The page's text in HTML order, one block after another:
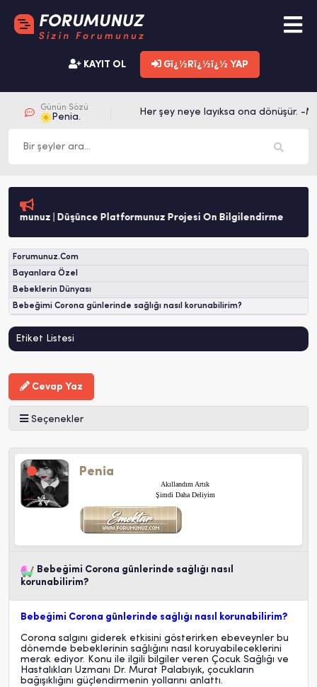
KAYIT OL Gï¿½Rï¿½ï¿½ YAP
Günün Sözü
Penia.
Her şey neye layıksa ona dönüşür. -
| Düşünce Platformunuz Projesi Ön Bilgilendirme
Forumunuz.Com
Bayanlara Özel
Bebeklerin Dünyası
Bebeğimi Corona günlerinde sağlığı nasıl korunabilirim?
Etiket Listesi
Cevap Yaz
Seçenekler
Penia
Akıllandım Artık
Şimdi Daha Deliyim
Bebeğimi Corona günlerinde sağlığı nasıl
korunabilirim?
Bebeğimi Corona günlerinde sağlığı nasıl korunabilirim?
Corona salgını giderek etkisini gösterirken ebeveynler bu
dönemde bebeklerinin sağlığını nasıl koruyabileceklerini
merak ediyor. Konu ile ilgili bilgiler veren Çocuk Sağlığı ve
Hastalıkları Uzmanı Dr. Murat Palabıyık, çocukların
bağışıklığını güçlendirmenin yollarını anlattı.